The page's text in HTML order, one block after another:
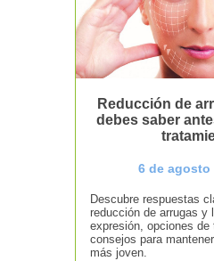
Reducción de
debes saber
6 de agosto
Descubre respuestas
reducción de arrugas y
expresión, opciones
consejos para
más joven.